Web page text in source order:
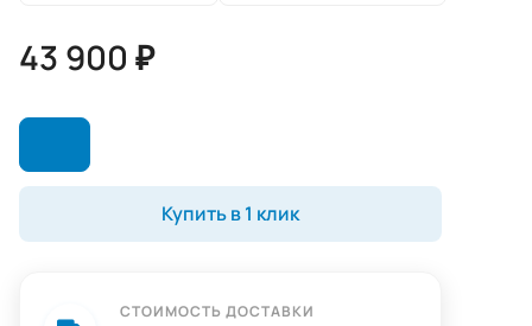
43 900 ₽
Купить в 1 клик
СТОИМОСТЬ ДОСТАВКИ